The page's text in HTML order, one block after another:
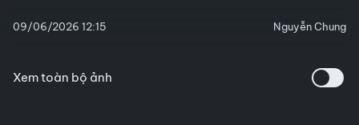
09/06/2026 12:15 Nguyễn Chung
Xem toàn bộ ảnh